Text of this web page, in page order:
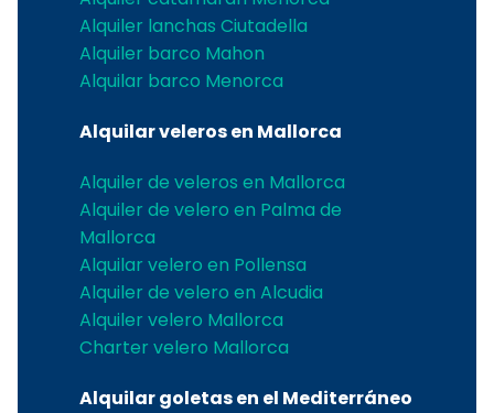
Alquiler lanchas Ciutadella
Alquiler barco Mahon
Alquilar barco Menorca
Alquilar veleros en Mallorca
Alquiler de veleros en Mallorca
Alquiler de velero en Palma de
Mallorca
Alquilar velero en Pollensa
Alquiler de velero en Alcudia
Alquiler velero Mallorca
Charter velero Mallorca
Alquilar goletas en el Mediterráneo